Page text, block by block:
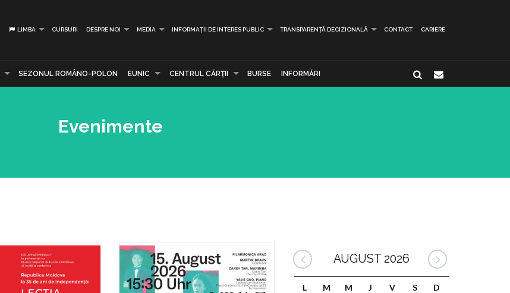
LIMBA CURSURI DESPRE NOI MEDIA INFORMAȚII DE INTERES PUBLIC TRANSPARENȚĂ DECIZIONALĂ CONTACT CARIERE
SEZONUL ROMÂNO-POLON EUNIC CENTRUL CĂRŢII BURSE INFORMĂRI
Evenimente
AUGUST 2026
L M M J V S D